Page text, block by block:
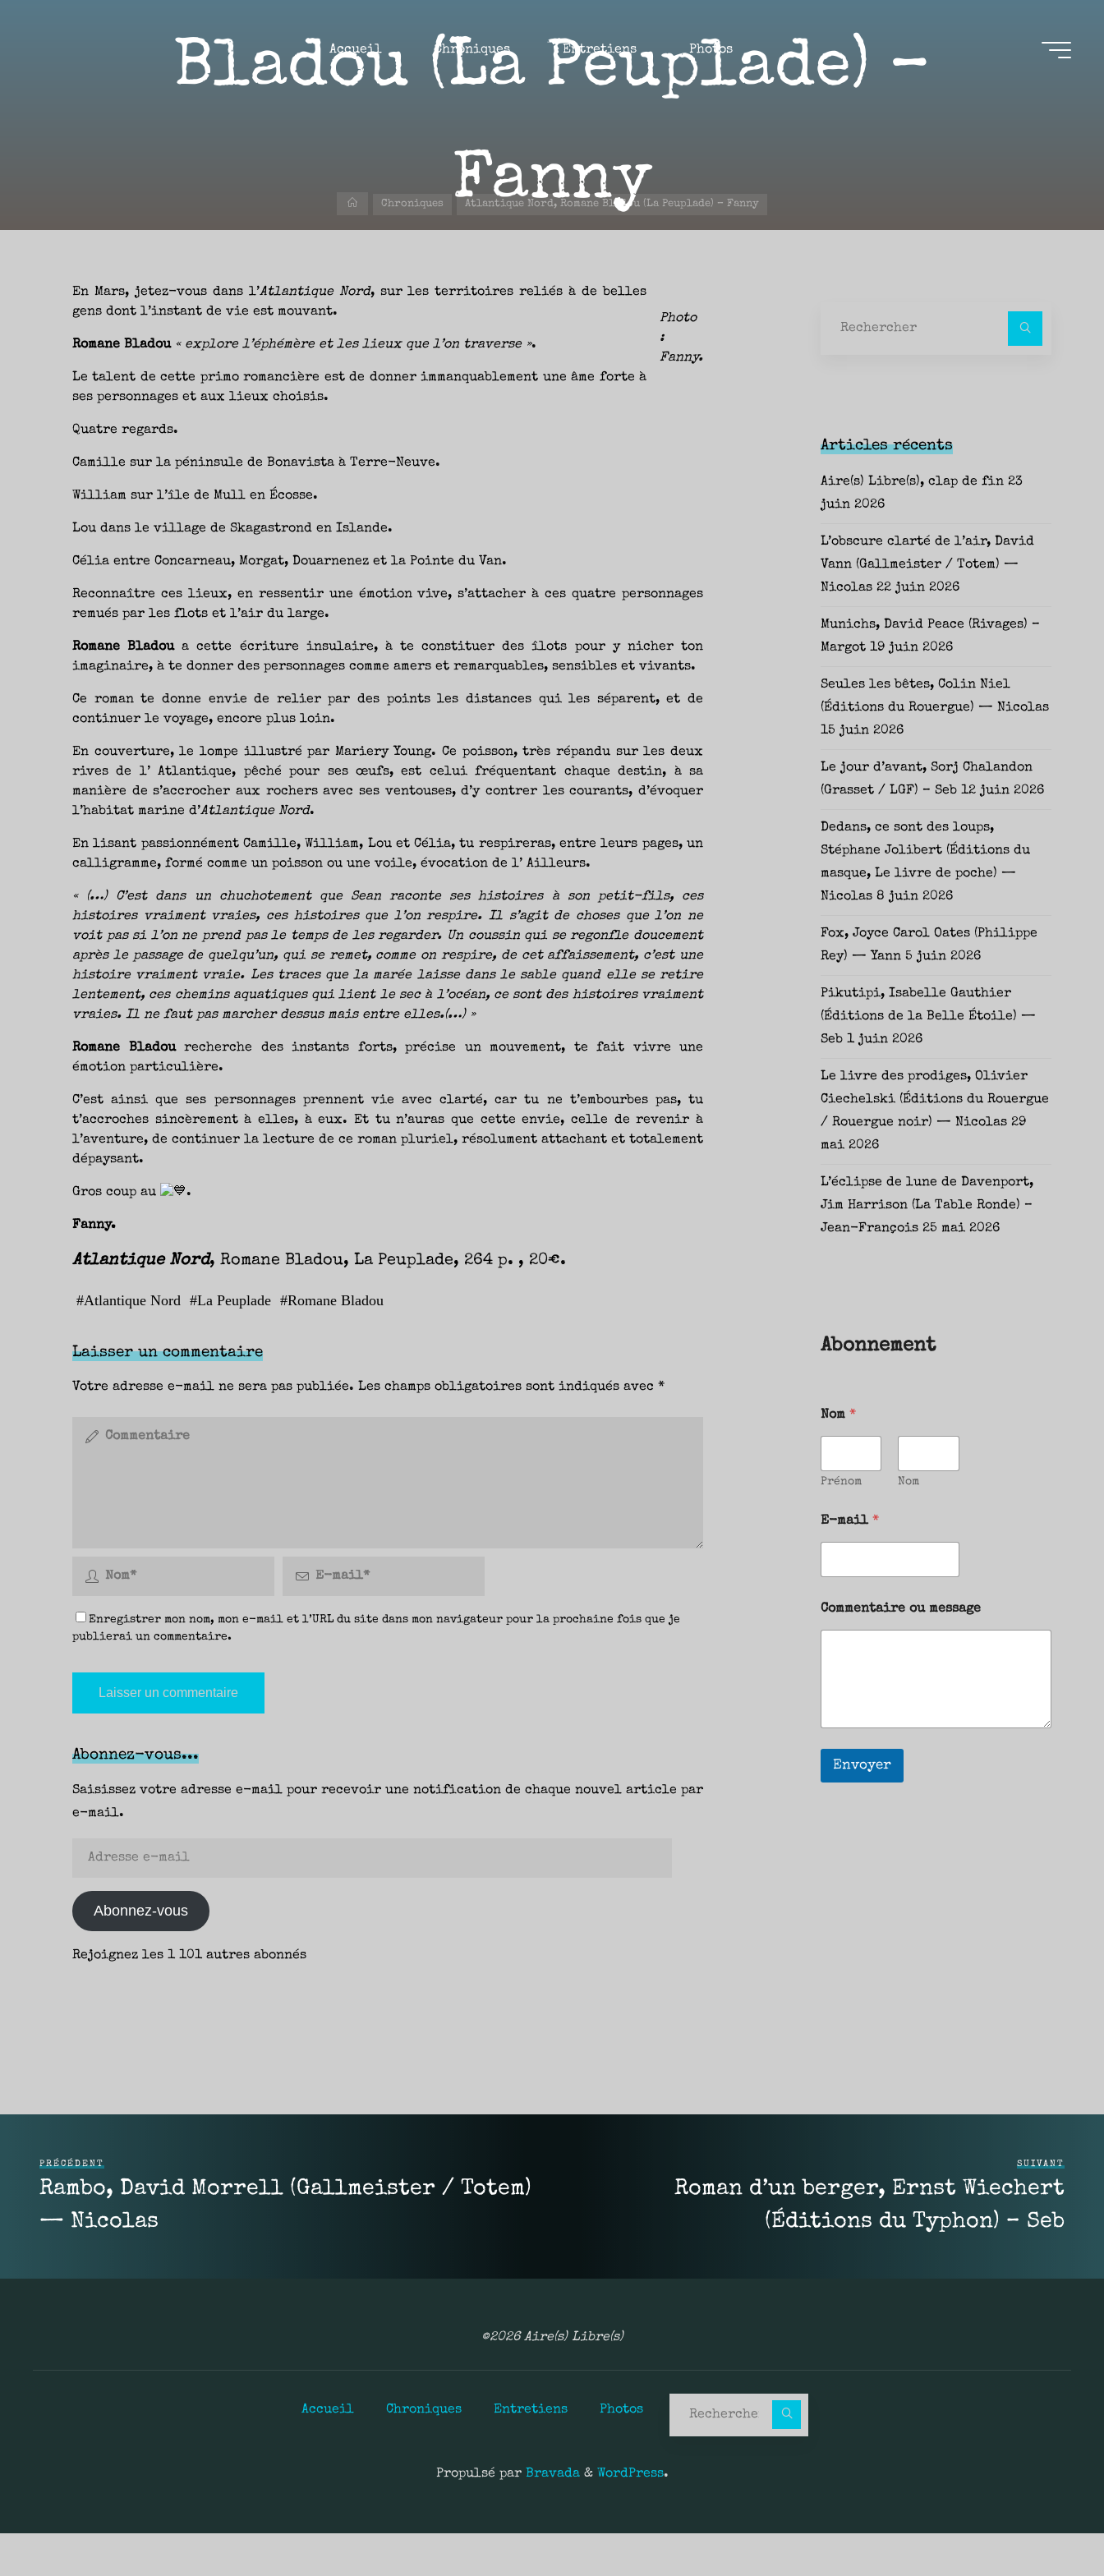
Aire(s)
OUVERTS
L’ACTUALITÉ
LITTÉRAIRE
PERMANENCE
NOUVEAUTÉS.
S’AUTORISER
CHEMINS
PARLER
S’INTERDIRE
REMETTRE
ADVIENT.
COMMENCE
Accueil Chroniques Entretiens Photos
Bladou (La Peuplade) –
Fanny
Fanny
AccueilChroniques Atlantique Nord, Romane Bladou (La Peuplade) – Fanny
Photo
:
Fanny.
En Mars, jetez-vous dans l’Atlantique Nord, sur les territoires reliés à de belles
gens dont l’instant de vie est mouvant.
Romane Bladou « explore l’éphémère et les lieux que l’on traverse ».
Le talent de cette primo romancière est de donner immanquablement une âme forte à
ses personnages et aux lieux choisis.
Quatre regards.
Camille sur la péninsule de Bonavista à Terre-Neuve.
William sur l’île de Mull en Écosse.
Lou dans le village de Skagastrond en Islande.
Célia entre Concarneau, Morgat, Douarnenez et la Pointe du Van.
Reconnaître ces lieux, en ressentir une émotion vive, s’attacher à ces quatre personnages
remués par les flots et l’air du large.
Romane Bladoua cette écriture insulaire, à te constituer des îlots pour y nicher ton
imaginaire, à te donner des personnages comme amers et remarquables, sensibles et vivants.
Ce roman te donne envie de relier par des points les distances qui les séparent, et de
continuer le voyage, encore plus loin.
En couverture, le lompe illustré par Mariery Young. Ce poisson, très répandu sur les deux
rives de l’ Atlantique, pêché pour ses œufs, est celui fréquentant chaque destin, à sa
manière de s’accrocher aux rochers avec ses ventouses, d’y contrer les courants, d’évoquer
l’habitat marine d’Atlantique Nord.
En lisant passionnément Camille, William, Lou et Célia, tu respireras, entre leurs pages, un
calligramme, formé comme un poisson ou une voile, évocation de l’ Ailleurs.
« (…) C’est dans un chuchotement que Sean raconte ses histoires à son petit-fils, ces
histoires vraiment vraies, ces histoires que l’on respire. Il s’agit de choses que l’on ne
voit pas si l’on ne prend pas le temps de les regarder. Un coussin qui se regonfle doucement
après le passage de quelqu’un, qui se remet, comme on respire, de cet affaissement, c’est une
histoire vraiment vraie. Les traces que la marée laisse dans le sable quand elle se retire
lentement, ces chemins aquatiques qui lient le sec à l’océan, ce sont des histoires vraiment
vraies. Il ne faut pas marcher dessus mais entre elles.(…) »
Romane Bladourecherche des instants forts, précise un mouvement, te fait vivre une
émotion particulière.
C’est ainsi que ses personnages prennent vie avec clarté, car tu ne t’embourbes pas, tu
t’accroches sincèrement à elles, à eux. Et tu n’auras que cette envie, celle de revenir à
l’aventure, de continuer la lecture de ce roman pluriel, résolument attachant et totalement
dépaysant.
Gros coup au .
Fanny.
Atlantique Nord, Romane Bladou, La Peuplade, 264 p. , 20€.
#Atlantique Nord #La Peuplade #Romane Bladou
Laisser un commentaire
Votre adresse e-mail ne sera pas publiée. Les champs obligatoires sont indiqués avec *
Enregistrer mon nom, mon e-mail et l’URL du site dans mon navigateur pour la prochaine fois que je
publierai un commentaire.
Abonnez-vous...
Saisissez votre adresse e-mail pour recevoir une notification de chaque nouvel article par
e-mail.
Adresse
mail
Abonnez-vous
Rejoignez les 1 101 autres abonnés
Articles récents
Aire(s) Libre(s), clap de fin 23
juin 2026
L’obscure clarté de l’air, David
Vann (Gallmeister / Totem) —
Nicolas 22 juin 2026
Munichs, David Peace (Rivages) –
Margot 19 juin 2026
Seules les bêtes, Colin Niel
(Éditions du Rouergue) — Nicolas
15 juin 2026
Le jour d’avant, Sorj Chalandon
(Grasset / LGF) – Seb 12 juin 2026
Dedans, ce sont des loups,
Stéphane Jolibert (Éditions du
masque, Le livre de poche) —
Nicolas 8 juin 2026
Fox, Joyce Carol Oates (Philippe
Rey) — Yann 5 juin 2026
Pikutipi, Isabelle Gauthier
(Éditions de la Belle Étoile) —
Seb 1 juin 2026
Le livre des prodiges, Olivier
Ciechelski (Éditions du Rouergue
/ Rouergue noir) — Nicolas 29
mai 2026
L’éclipse de lune de Davenport,
Jim Harrison (La Table Ronde) –
Jean-François 25 mai 2026
Abonnement
Nom *
Prénom Nom
E-mail *
Commentaire ou message
Envoyer
PRÉCÉDENT
Rambo, David Morrell (Gallmeister / Totem)
— Nicolas
SUIVANT
Roman d’un berger, Ernst Wiechert
(Éditions du Typhon) – Seb
©2026 Aire(s) Libre(s)
Accueil Chroniques Entretiens Photos
Propulsé parBravada& WordPress.